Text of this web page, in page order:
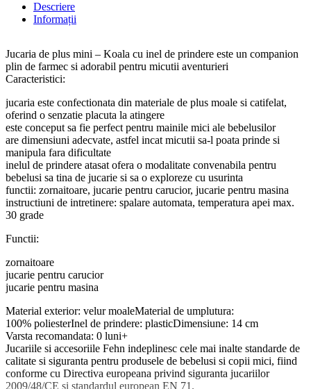
Descriere
Informații
Jucaria de plus mini – Koala cu inel de prindere este un companion
plin de farmec si adorabil pentru micutii aventurieri
Caracteristici:
jucaria este confectionata din materiale de plus moale si catifelat,
oferind o senzatie placuta la atingere
este conceput sa fie perfect pentru mainile mici ale bebelusilor
are dimensiuni adecvate, astfel incat micutii sa-l poata prinde si
manipula fara dificultate
inelul de prindere atasat ofera o modalitate convenabila pentru
bebelusi sa tina de jucarie si sa o exploreze cu usurinta
functii: zornaitoare, jucarie pentru carucior, jucarie pentru masina
instructiuni de intretinere: spalare automata, temperatura apei max.
30 grade
Functii:
zornaitoare
jucarie pentru carucior
jucarie pentru masina
Material exterior: velur moaleMaterial de umplutura:
100% poliesterInel de prindere: plasticDimensiune: 14 cm
Varsta recomandata: 0 luni+
Jucariile si accesoriile Fehn indeplinesc cele mai inalte standarde de
calitate si siguranta pentru produsele de bebelusi si copii mici, fiind
conforme cu Directiva europeana privind siguranta jucariilor
2009/48/CE si standardul european EN 71.